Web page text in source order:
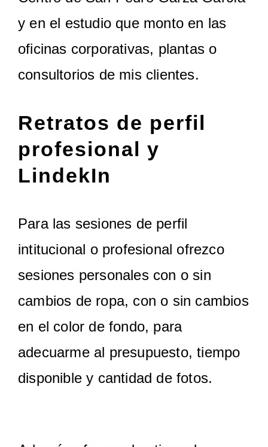
y en el estudio que monto en las
oficinas corporativas, plantas o
consultorios de mis clientes.
Retratos de perfil
profesional y
LindekIn
Para las sesiones de perfil
intitucional o profesional ofrezco
sesiones personales con o sin
cambios de ropa, con o sin cambios
en el color de fondo, para
adecuarme al presupuesto, tiempo
disponible y cantidad de fotos.